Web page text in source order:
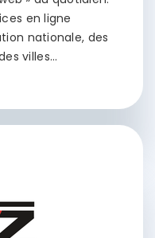
en ligne
nationale, des
villes…